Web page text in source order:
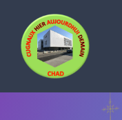
content